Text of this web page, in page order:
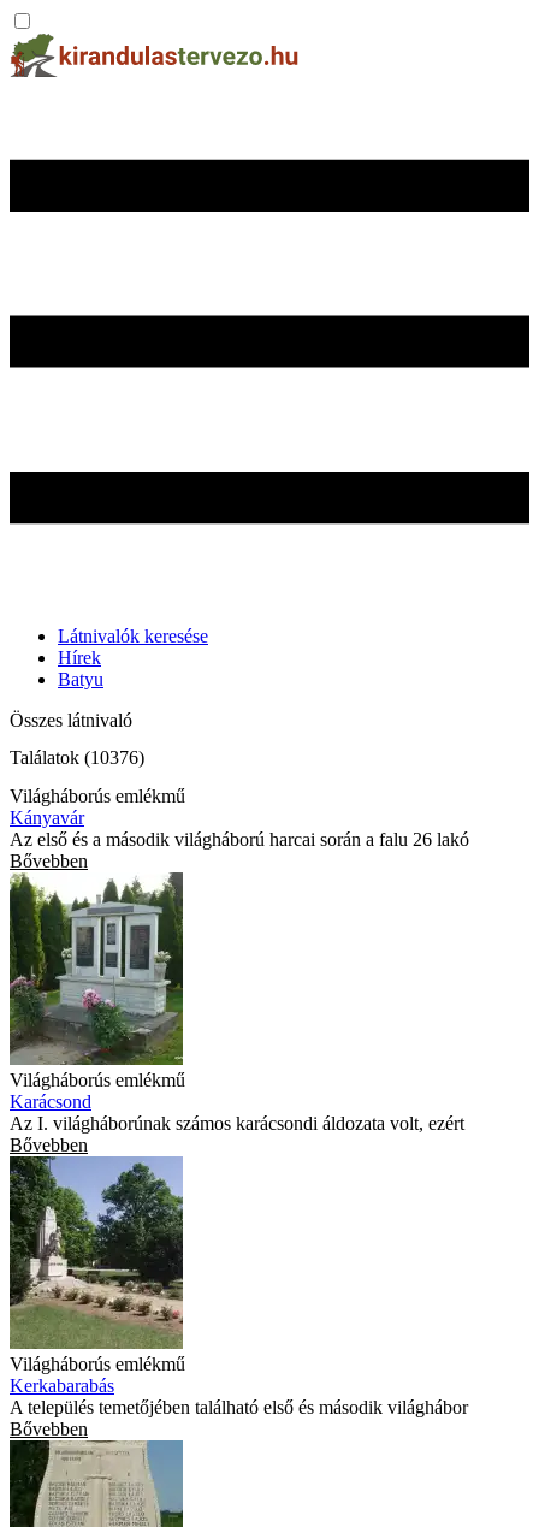
Látnivalók keresése
Hírek
Batyu
Összes látnivaló
Találatok (10376)
Világháborús emlékmű
Kányavár
Az első és a második világháború harcai során a falu 26 lakó
Bővebben
Világháborús emlékmű
Karácsond
Az I. világháborúnak számos karácsondi áldozata volt, ezért
Bővebben
Világháborús emlékmű
Kerkabarabás
A település temetőjében található első és második világhábor
Bővebben